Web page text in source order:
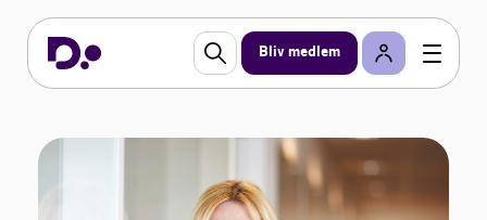
Bliv medlem